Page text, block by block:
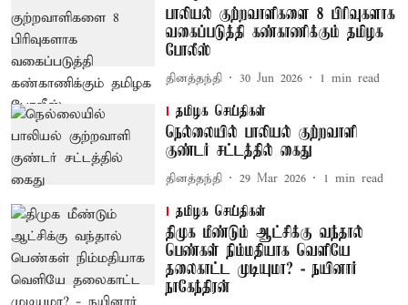
பாலியல் குற்றவாளிகளை 8 பிரிவுகளாக
வகைப்படுத்தி கண்காணிக்கும் தமிழக
போலீஸ்
தினத்தந்தி 30 Jun 2026 1 min read
தமிழக செய்திகள்
நெல்லையில் பாலியல் குற்றவாளி
குண்டர் சட்டத்தில் கைது
தினத்தந்தி 29 Mar 2026 1 min read
தமிழக செய்திகள்
திமுக மீண்டும் ஆட்சிக்கு வந்தால்
பெண்கள் நிம்மதியாக வெளியே
தலைகாட்ட முடியுமா? - நயினார்
நாகேந்திரன்